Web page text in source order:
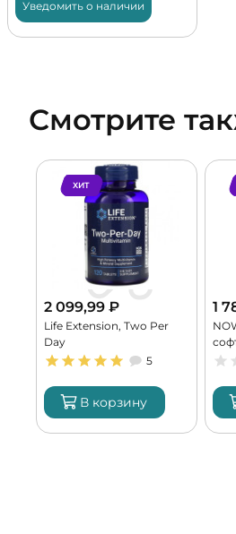
Уведомить о наличии
Смотрите
ХИТ
2 099,99 ₽
Life Extension, Two Per
Day
5
В корзину
1